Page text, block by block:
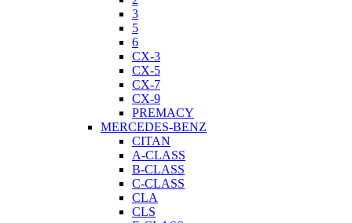
3
5
6
CX-3
CX-5
CX-7
CX-9
PREMACY
MERCEDES-BENZ
CITAN
A-CLASS
B-CLASS
C-CLASS
CLA
CLS